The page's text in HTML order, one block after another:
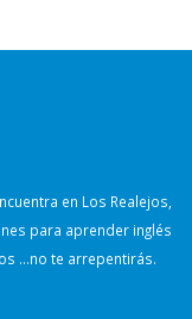
en Los Realejos,
para aprender inglés
…no te arrepentirás.